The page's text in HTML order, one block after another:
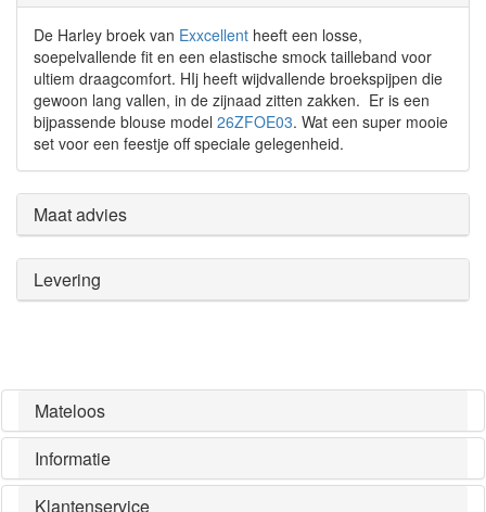
De Harley broek van Exxcellent heeft een losse,
soepelvallende fit en een elastische smock tailleband voor
ultiem draagcomfort. HIj heeft wijdvallende broekspijpen die
gewoon lang vallen, in de zijnaad zitten zakken. Er is een
bijpassende blouse model 26ZFOE03. Wat een super mooie
set voor een feestje off speciale gelegenheid.
Maat advies
Levering
Mateloos
Informatie
Klantenservice